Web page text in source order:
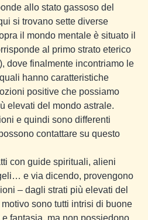
allo stato gassoso del
si trovano sette diverse
il mondo mentale è situato il
al primo strato eterico
dove finalmente incontriamo le
hanno caratteristiche
positive che possiamo
elevati del mondo astrale.
e quindi sono differenti
contattare su questo
con guide spirituali, alieni
e via dicendo, provengono
– dagli strati più elevati del
sono tutti intrisi di buone
fantasia, ma non possiedono